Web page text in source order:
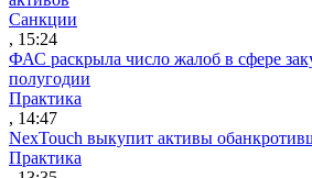
Санкции
, 15:24
ФАС раскрыла число жалоб в сфере
полугодии
Практика
, 14:47
NexTouch выкупит активы
Практика